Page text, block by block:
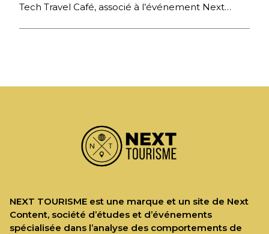
Tech Travel Café, associé à l’événement Next
NEXT TOURISME est une marque et un site de Next
Content, société d’études et d’événements
spécialisée dans l’analyse des comportements de